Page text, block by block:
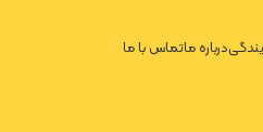
درباره ماتماس با ما